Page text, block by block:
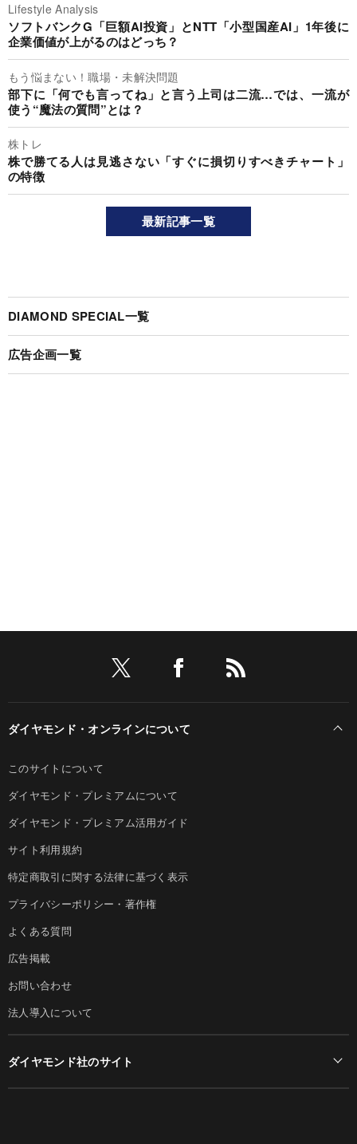
Lifestyle Analysis
ソフトバンクG「巨額AI投資」とNTT「小型国産AI」1年後に
企業価値が上がるのはどっち？
もう悩まない！職場・未解決問題
部下に「何でも言ってね」と言う上司は二流…では、一流が
使う“魔法の質問”とは？
株トレ
株で勝てる人は見逃さない「すぐに損切りすべきチャート」
の特徴
最新記事一覧
DIAMOND SPECIAL一覧
広告企画一覧
ダイヤモンド・オンラインについて
このサイトについて
ダイヤモンド・プレミアムについて
ダイヤモンド・プレミアム活用ガイド
サイト利用規約
特定商取引に関する法律に基づく表示
プライバシーポリシー・著作権
よくある質問
広告掲載
お問い合わせ
法人導入について
ダイヤモンド社のサイト